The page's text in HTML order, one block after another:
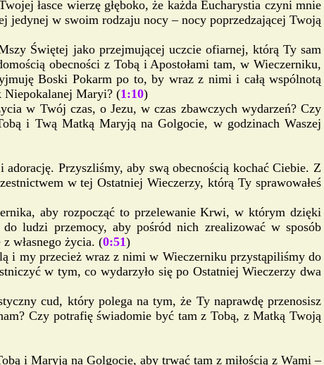
łasce wierzę głęboko, że każda Eucharystia czyni mnie
jedynej w swoim rodzaju nocy – nocy poprzedzającej Twoją
Świętej jako przejmującej uczcie ofiarnej, którą Ty sam
obecności z Tobą i Apostołami tam, w Wieczerniku,
Boski Pokarm po to, by wraz z nimi i całą wspólnotą
Niepokalanej Maryi? (1:10)
w Twój czas, o Jezu, w czas zbawczych wydarzeń? Czy
i Twą Matką Maryją na Golgocie, w godzinach Waszej
Przyszliśmy, aby swą obecnością kochać Ciebie. Z
w tej Ostatniej Wieczerzy, którą Ty sprawowałeś
aby rozpocząć to przelewanie Krwi, w którym dzięki
ludzi przemocy, aby pośród nich zrealizować w sposób
własnego życia. (0:51)
i my przecież wraz z nimi w Wieczerniku przystąpiliśmy do
w tym, co wydarzyło się po Ostatniej Wieczerzy dwa
cud, który polega na tym, że Ty naprawdę przenosisz
Czy potrafię świadomie być tam z Tobą, z Matką Twoją
i Maryją na Golgocie, aby trwać tam z miłością z Wami –